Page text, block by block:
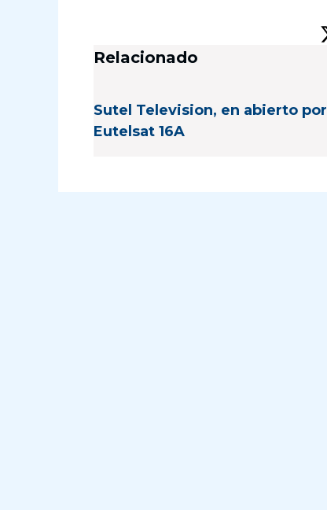
Relacionado
Sutel Television, en abierto por
Eutelsat 16A